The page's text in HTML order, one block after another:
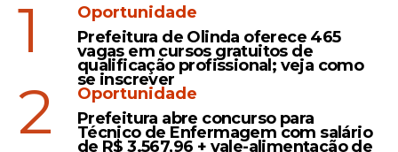
A arrecadação total deste concurso somou
R$ 10.311.189,00. Esse número reflete a
procura constante nas unidades lotéricas e
nos canais digitais nesta segunda-feira,
embalada pelo interesse contínuo dos
apostadores. A Quina mantém uma base
fiel de participantes devido à sua
1
Oportunidade
Prefeitura de Olinda oferece 465
vagas em cursos gratuitos de
qualificação profissional; veja como
se inscrever
2
Oportunidade
Prefeitura abre concurso para
Técnico de Enfermagem com salário
de R$ 3.567,96 + vale-alimentação de